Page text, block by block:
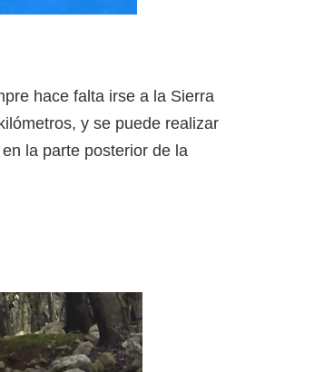
hace falta irse a la Sierra
y se puede realizar
la parte posterior de la